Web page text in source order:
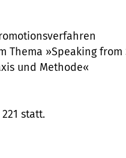
Thema »Speaking from
und Methode«
statt.